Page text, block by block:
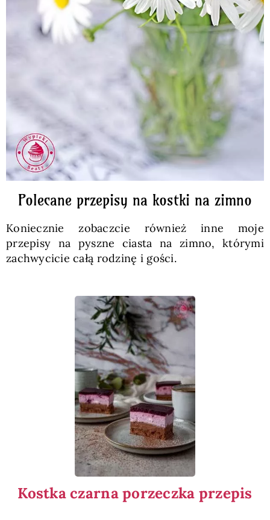
Polecane przepisy na kostki na zimno
Koniecznie zobaczcie również inne moje
przepisy na pyszne ciasta na zimno, którymi
zachwycicie całą rodzinę i gości.
Kostka czarna porzeczka przepis